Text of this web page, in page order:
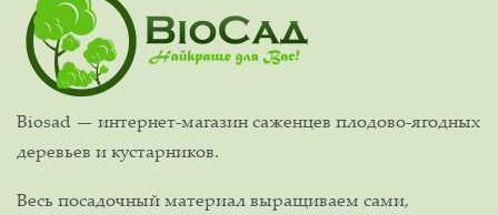
Biosad — интернет-магазин саженцев плодово-ягодных
деревьев и кустарников.
Весь посадочный материал выращиваем сами,